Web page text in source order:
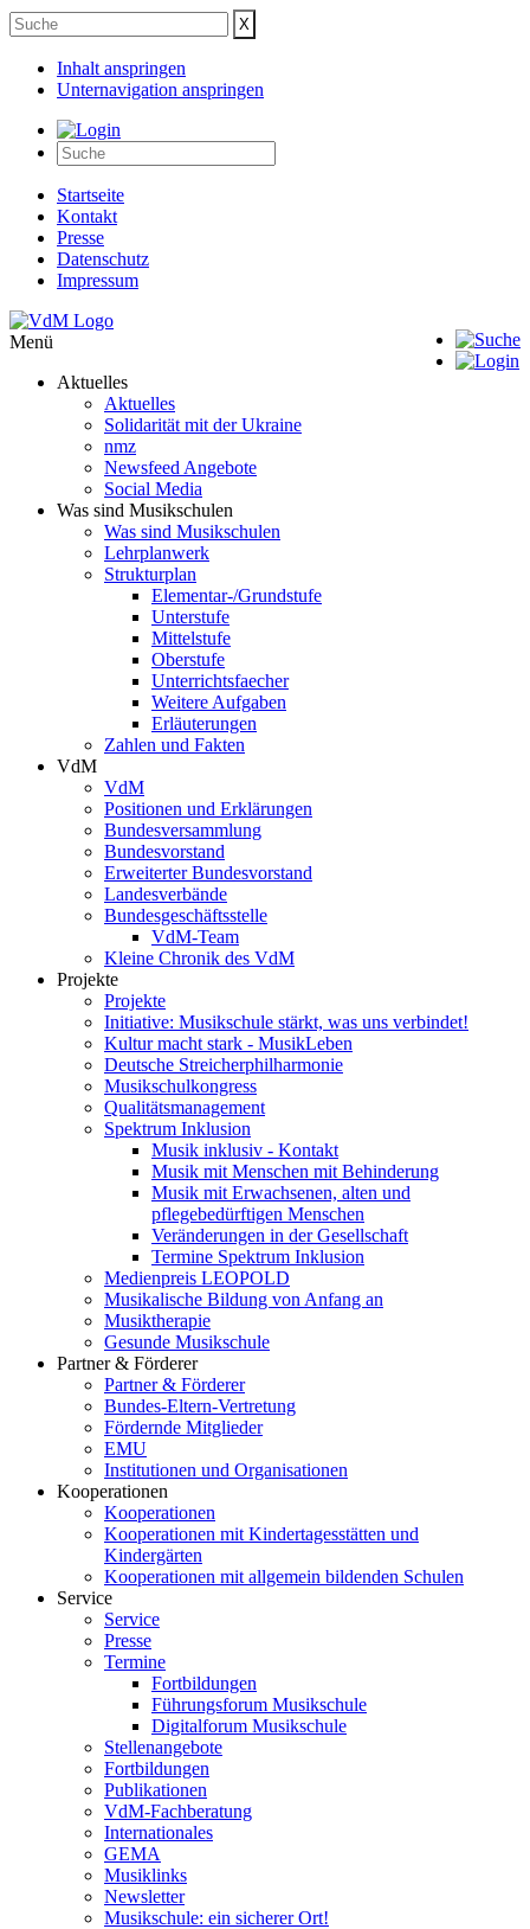
Inhalt anspringen
Unternavigation anspringen
Startseite
Kontakt
Presse
Datenschutz
Impressum
Menü
Aktuelles
Aktuelles
Solidarität mit der Ukraine
nmz
Newsfeed Angebote
Social Media
Was sind Musikschulen
Was sind Musikschulen
Lehrplanwerk
Strukturplan
Elementar-/Grundstufe
Unterstufe
Mittelstufe
Oberstufe
Unterrichtsfaecher
Weitere Aufgaben
Erläuterungen
Zahlen und Fakten
VdM
VdM
Positionen und Erklärungen
Bundesversammlung
Bundesvorstand
Erweiterter Bundesvorstand
Landesverbände
Bundesgeschäftsstelle
VdM-Team
Kleine Chronik des VdM
Projekte
Projekte
Initiative: Musikschule stärkt, was uns verbindet!
Kultur macht stark - MusikLeben
Deutsche Streicherphilharmonie
Musikschulkongress
Qualitätsmanagement
Spektrum Inklusion
Musik inklusiv - Kontakt
Musik mit Menschen mit Behinderung
Musik mit Erwachsenen, alten und
pflegebedürftigen Menschen
Veränderungen in der Gesellschaft
Termine Spektrum Inklusion
Medienpreis LEOPOLD
Musikalische Bildung von Anfang an
Musiktherapie
Gesunde Musikschule
Partner & Förderer
Partner & Förderer
Bundes-Eltern-Vertretung
Fördernde Mitglieder
EMU
Institutionen und Organisationen
Kooperationen
Kooperationen
Kooperationen mit Kindertagesstätten und
Kindergärten
Kooperationen mit allgemein bildenden Schulen
Service
Service
Presse
Termine
Fortbildungen
Führungsforum Musikschule
Digitalforum Musikschule
Stellenangebote
Fortbildungen
Publikationen
VdM-Fachberatung
Internationales
GEMA
Musiklinks
Newsletter
Musikschule: ein sicherer Ort!